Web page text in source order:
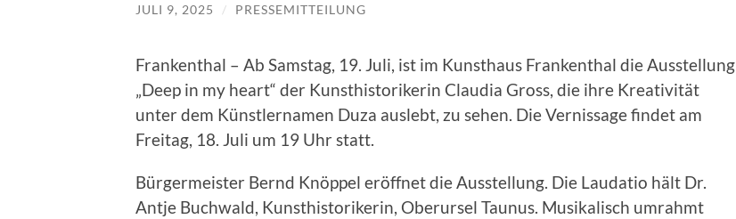
JULI 9, 2025 / PRESSEMITTEILUNG
Frankenthal – Ab Samstag, 19. Juli, ist im Kunsthaus Frankenthal die Ausstellung
„Deep in my heart“ der Kunsthistorikerin Claudia Gross, die ihre Kreativität
unter dem Künstlernamen Duza auslebt, zu sehen. Die Vernissage findet am
Freitag, 18. Juli um 19 Uhr statt.
Bürgermeister Bernd Knöppel eröffnet die Ausstellung. Die Laudatio hält Dr.
Antje Buchwald, Kunsthistorikerin, Oberursel Taunus. Musikalisch umrahmt